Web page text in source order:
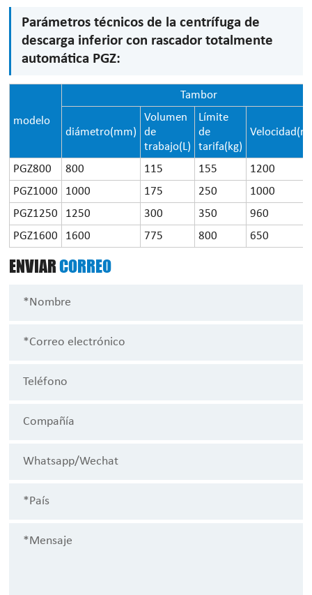
Parámetros técnicos de la centrífuga de
descarga inferior con rascador totalmente
automática PGZ:
modelo
Tambor
diámetro(mm)
Volumen
de
trabajo(L)
Límite
de
tarifa(kg)
PGZ800 800 115 155
1200
PGZ1000
1000 175 250
1000
PGZ1250
1250 300 350
960
PGZ1600
1600 775 800 650
ENVIARCORREO